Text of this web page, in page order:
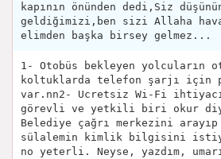
kapının önünden dedi,Siz
geldiğimizi,ben sizi Allaha
elimden başka birsey gelmez...
1- Otobüs bekleyen yolcuların
koltuklarda telefon şarjı için
var.nn2- Ucretsiz Wi-Fi
görevli ve yetkili biri okur diye
Belediye çağrı merkezini arayıp
sülalemin kimlik bilgisini
no yeterli. Neyse, yazdım,